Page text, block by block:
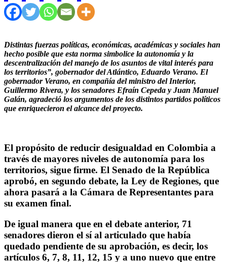
Distintas fuerzas políticas, económicas, académicas y sociales han
hecho posible que esta norma simbolice la autonomía y la
descentralización del manejo de los asuntos de vital interés para
los territorios”, gobernador del Atlántico, Eduardo Verano. El
gobernador Verano, en compañía del ministro del Interior,
Guillermo Rivera, y los senadores Efraín Cepeda y Juan Manuel
Galán, agradeció los argumentos de los distintos partidos políticos
que enriquecieron el alcance del proyecto.
El propósito de reducir desigualdad en Colombia a
través de mayores niveles de autonomía para los
territorios, sigue firme. El Senado de la República
aprobó, en segundo debate, la Ley de Regiones, que
ahora pasará a la Cámara de Representantes para
su examen final.
De igual manera que en el debate anterior, 71
senadores dieron el sí al articulado que había
quedado pendiente de su aprobación, es decir, los
artículos 6, 7, 8, 11, 12, 15 y a uno nuevo que entre